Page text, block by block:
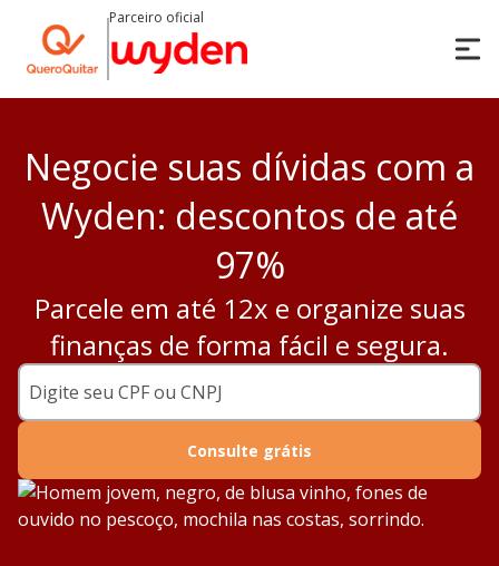
Parceiro oficial
Negocie suas dívidas com a
Wyden: descontos de até
97%
Parcele em até 12x e organize suas
finanças de forma fácil e segura.
Consulte grátis